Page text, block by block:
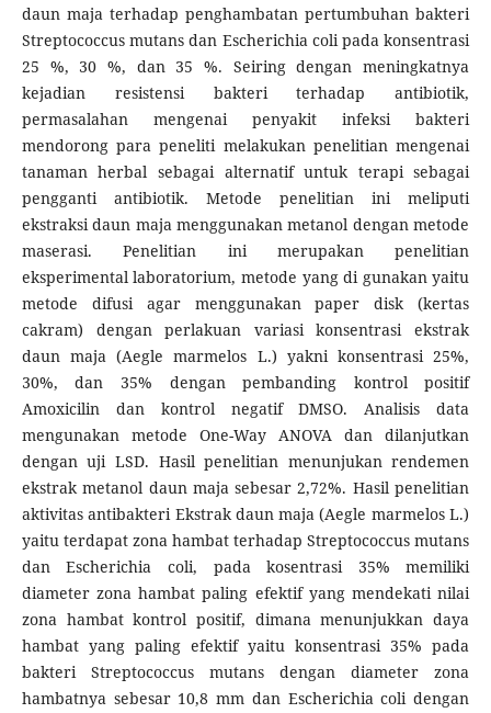
daun maja terhadap penghambatan pertumbuhan bakteri
Streptococcus mutans dan Escherichia coli pada konsentrasi
25 %, 30 %, dan 35 %. Seiring dengan meningkatnya
kejadian resistensi bakteri terhadap antibiotik,
permasalahan mengenai penyakit infeksi bakteri
mendorong para peneliti melakukan penelitian mengenai
tanaman herbal sebagai alternatif untuk terapi sebagai
pengganti antibiotik. Metode penelitian ini meliputi
ekstraksi daun maja menggunakan metanol dengan metode
maserasi. Penelitian ini merupakan penelitian
eksperimental laboratorium, metode yang di gunakan yaitu
metode difusi agar menggunakan paper disk (kertas
cakram) dengan perlakuan variasi konsentrasi ekstrak
daun maja (Aegle marmelos L.) yakni konsentrasi 25%,
30%, dan 35% dengan pembanding kontrol positif
Amoxicilin dan kontrol negatif DMSO. Analisis data
mengunakan metode One-Way ANOVA dan dilanjutkan
dengan uji LSD. Hasil penelitian menunjukan rendemen
ekstrak metanol daun maja sebesar 2,72%. Hasil penelitian
aktivitas antibakteri Ekstrak daun maja (Aegle marmelos L.)
yaitu terdapat zona hambat terhadap Streptococcus mutans
dan Escherichia coli, pada kosentrasi 35% memiliki
diameter zona hambat paling efektif yang mendekati nilai
zona hambat kontrol positif, dimana menunjukkan daya
hambat yang paling efektif yaitu konsentrasi 35% pada
bakteri Streptococcus mutans dengan diameter zona
hambatnya sebesar 10,8 mm dan Escherichia coli dengan